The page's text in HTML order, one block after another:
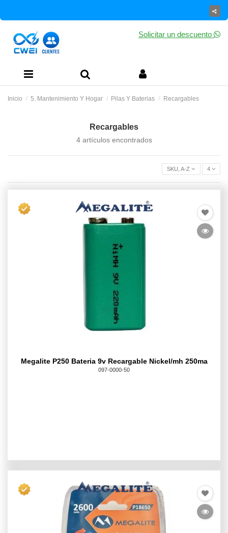
Solicitar un descuento
Inicio 5. Mantenimiento Y Hogar Pilas Y Baterias Recargables
Recargables
4 artículos encontrados
SKU,
Megalite P250 Bateria 9v Recargable Nickel/mh 250ma
097-0000-50